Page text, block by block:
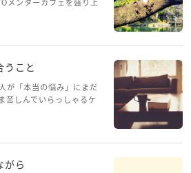
メンターカフェを盛り上
出して初めてブログを投
分のことを書いてみま
うこと
が「本当の悩み」にまだ
苦しんでいらっしゃるケ
は、心の深いところ（深
く違う角度から解決の
がら